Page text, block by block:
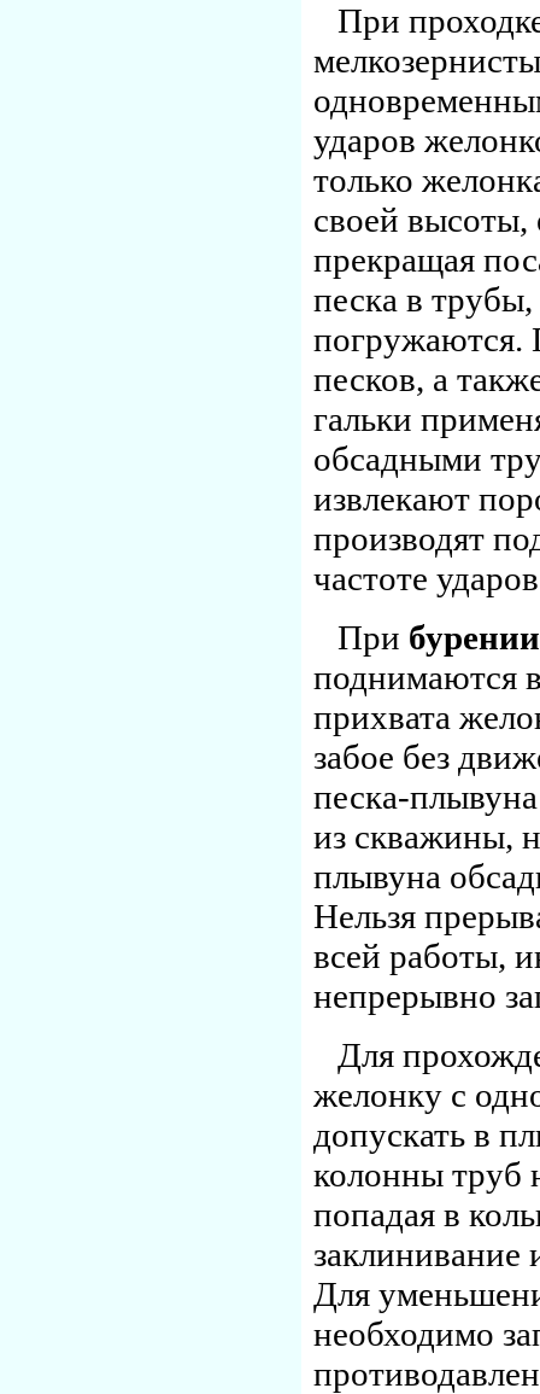
При
ударов
только
своей
прекращая
песка в
погружаются.
песков, а
гальки
обсадными
извлекают
производят
частоте
При
поднимаются
прихвата
забое без
песка-
из скважины,
плывуна
Нельзя
всей работы,
непрерывно
Для
желонку с
допускать в
колонны труб
попадая в
заклинивание
Для
необходимо